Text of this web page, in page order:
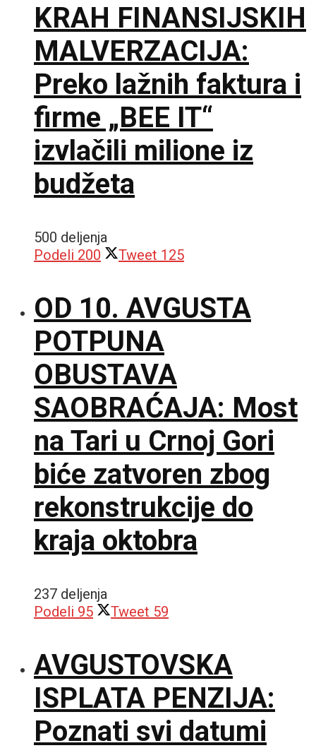
KRAH FINANSIJSKIH
MALVERZACIJA:
Preko lažnih faktura i
firme „BEE IT“
izvlačili milione iz
budžeta
500 deljenja
Podeli 200 Tweet 125
OD 10. AVGUSTA
POTPUNA
OBUSTAVA
SAOBRAĆAJA: Most
na Tari u Crnoj Gori
biće zatvoren zbog
rekonstrukcije do
kraja oktobra
237 deljenja
Podeli 95 Tweet 59
AVGUSTOVSKA
ISPLATA PENZIJA:
Poznati svi datumi